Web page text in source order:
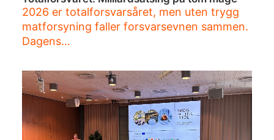
2026 er totalforsvarsåret, men uten trygg
matforsyning faller forsvarsevnen sammen.
Dagens…